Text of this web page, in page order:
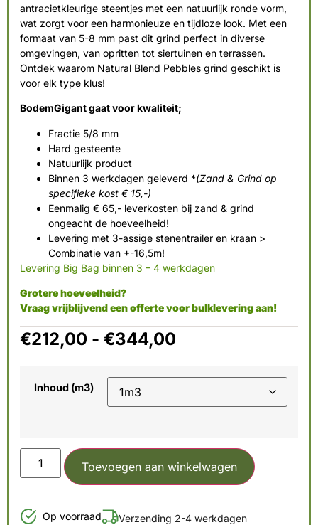
antracietkleurige steentjes met een natuurlijk ronde vorm,
wat zorgt voor een harmonieuze en tijdloze look. Met een
formaat van 5-8 mm past dit grind perfect in diverse
omgevingen, van opritten tot siertuinen en terrassen.
Ontdek waarom Natural Blend Pebbles grind geschikt is
voor elk type klus!
BodemGigant gaat voor kwaliteit;
Fractie 5/8 mm
Hard gesteente
Natuurlijk product
Binnen 3 werkdagen geleverd *(Zand & Grind op
specifieke kost € 15,-)
Eenmalig € 65,- leverkosten bij zand & grind
ongeacht de hoeveelheid!
Levering met 3-assige stenentrailer en kraan >
Combinatie van +-16,5m!
Levering Big Bag binnen 3 – 4 werkdagen
Grotere hoeveelheid?
Vraag vrijblijvend een offerte voor bulklevering aan!
€212,00 - €344,00
Inhoud (m3)
Toevoegen aan winkelwagen
Op voorraad Verzending 2-4 werkdagen